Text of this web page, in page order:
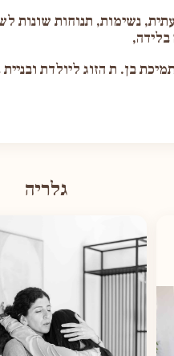
נשימות, תנוחות שונות
בן. ת הזוג ליולדת ובניית
גלריה